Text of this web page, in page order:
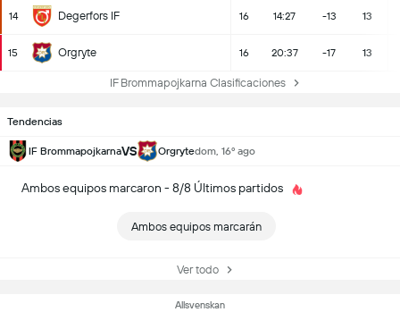
14 Degerfors IF 16 14:27 -13 13
15 Orgryte 16 20:37 -17 13
IF Brommapojkarna Clasificaciones
Tendencias
IF BrommapojkarnaVS Orgrytedom, 16º ago
Ambos equipos marcaron - 8/8 Últimos partidos
Ambos equipos marcarán
Ver todo
Allsvenskan